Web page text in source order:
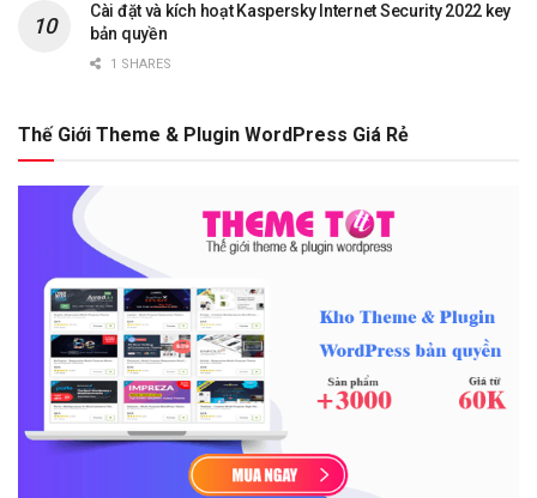
Cài đặt và kích hoạt Kaspersky Internet Security 2022 key
bản quyền
1 SHARES
Thế Giới Theme & Plugin WordPress Giá Rẻ